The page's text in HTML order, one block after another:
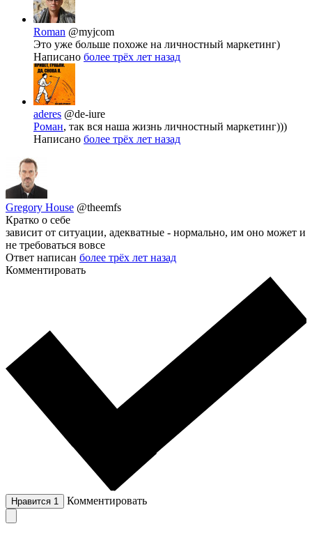
Roman @myjcom
Это уже больше похоже на личностный маркетинг)
Написано более трёх лет назад
aderes @de-iure
Роман, так вся наша жизнь личностный маркетинг)))
Написано более трёх лет назад
Gregory House @theemfs
Кратко о себе
зависит от ситуации, адекватные - нормально, им оно может и
не требоваться вовсе
Ответ написан более трёх лет назад
Комментировать
Нравится 1 Комментировать